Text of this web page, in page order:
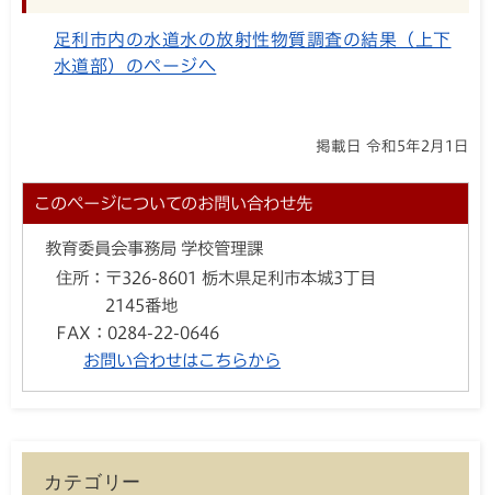
足利市内の水道水の放射性物質調査の結果（上下
水道部）のページへ
掲載日 令和5年2月1日
このページについてのお問い合わせ先
教育委員会事務局 学校管理課
住所： 〒326-8601 栃木県足利市本城3丁目
2145番地
FAX： 0284-22-0646
お問い合わせはこちらから
カテゴリー